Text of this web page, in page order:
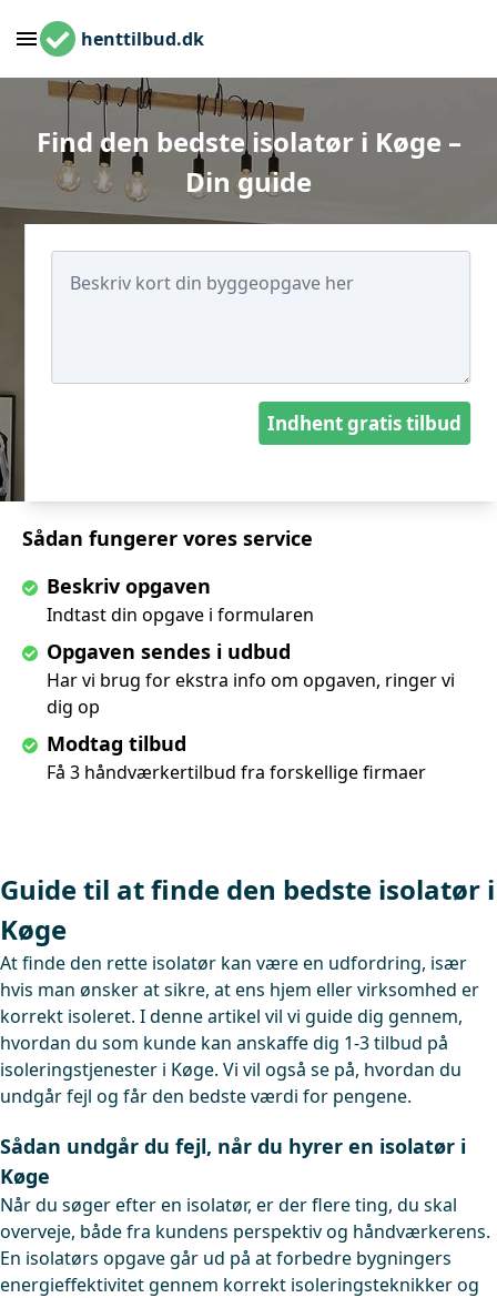
henttilbud.dk
Find den bedste isolatør i Køge –
Din guide
Sådan fungerer vores service
Beskriv opgaven
Indtast din opgave i formularen
Opgaven sendes i udbud
Har vi brug for ekstra info om opgaven, ringer vi
dig op
Modtag tilbud
Få 3 håndværkertilbud fra forskellige firmaer
Indhent gratis tilbud
Guide til at finde den bedste isolatør i
Køge
At finde den rette isolatør kan være en udfordring, især
hvis man ønsker at sikre, at ens hjem eller virksomhed er
korrekt isoleret. I denne artikel vil vi guide dig gennem,
hvordan du som kunde kan anskaffe dig 1-3 tilbud på
isoleringstjenester i Køge. Vi vil også se på, hvordan du
undgår fejl og får den bedste værdi for pengene.
Sådan undgår du fejl, når du hyrer en isolatør i
Køge
Når du søger efter en isolatør, er der flere ting, du skal
overveje, både fra kundens perspektiv og håndværkerens.
En isolatørs opgave går ud på at forbedre bygningers
energieffektivitet gennem korrekt isoleringsteknikker og